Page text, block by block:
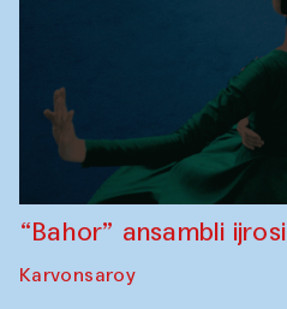
“Bahor” ansambli ijrosi
Karvonsaroy